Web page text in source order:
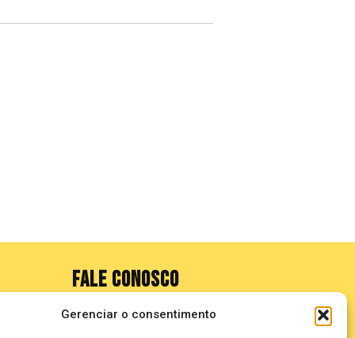
Gerenciar o consentimento
FALE CONOSCO
seuze@bancadasantigas.com